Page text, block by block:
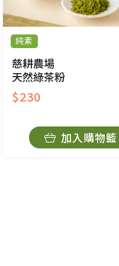
純素
慈耕農場
天然綠茶粉
$230
加入購物籃